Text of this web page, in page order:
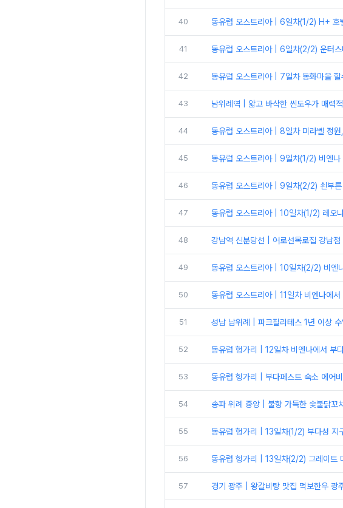
40 동유럽 오스트리아 | 6일차(1/2) H+ 호
41 동유럽 오스트리아 | 6일차(2/2) 운터
42 동유럽 오스트리아 | 7일차 동화마을
43 남위례역 | 얇고 바삭한 씬도우가 매력
44 동유럽 오스트리아 | 8일차 미라벨 정
45 동유럽 오스트리아 | 9일차(1/2) 비엔
46 동유럽 오스트리아 | 9일차(2/2) 쇤부
47 동유럽 오스트리아 | 10일차(1/2) 레오
48 강남역 신분당선 | 어로선목로집 강남
49 동유럽 오스트리아 | 10일차(2/2) 비엔
50 동유럽 오스트리아 | 11일차 비엔나에
51 성남 남위례 | 파크필라테스 1년 이상
52 동유럽 헝가리 | 12일차 비엔나에서 부
53 동유럽 헝가리 | 부다페스트 숙소 에어
54 송파 위례 중앙 | 불향 가득한 숯불닭꼬
55 동유럽 헝가리 | 13일차(1/2) 부다성
56 동유럽 헝가리 | 13일차(2/2) 그레이트
57 경기 광주 | 왕갈비탕 맛집 먹보한우 광